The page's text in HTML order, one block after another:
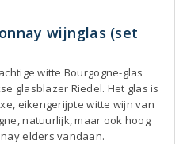
wijnglas (set
witte Bourgogne-glas
glasblazer Riedel. Het glas is
eikengerijpte witte wijn van
natuurlijk, maar ook hoog
elders vandaan.